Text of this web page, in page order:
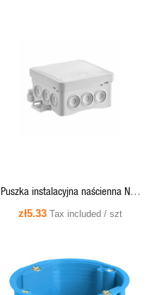
QUICK VIEW
Puszka instalacyjna naścienna NS5
FASTBOX&HOOK szary 35360102
zł5.33 Tax included / szt